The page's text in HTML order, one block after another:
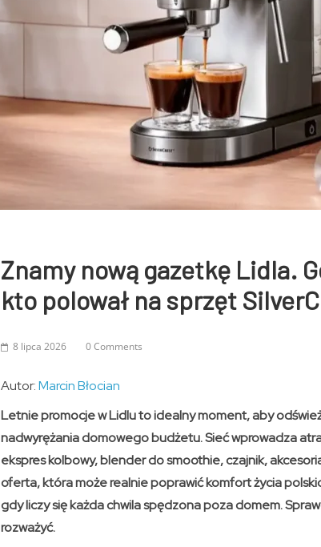
Znamy nową gazetkę Lidla.
kto polował na sprzęt
8 lipca 2026 0 Comments
Autor:Marcin Błocian
Letnie promocje w Lidlu to idealny moment, aby
nadwyrężania domowego budżetu. Sieć wprowadza
ekspres kolbowy, blender do smoothie, czajnik,
oferta, która może realnie poprawić komfort życia
gdy liczy się każda chwila spędzona poza domem.
rozważyć.